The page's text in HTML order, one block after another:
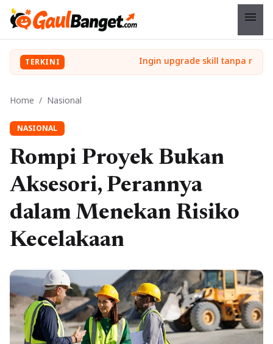
menu
TERKINI
Home / Nasional
NASIONAL
Rompi Proyek Bukan
Aksesori, Perannya
dalam Menekan Risiko
Kecelakaan